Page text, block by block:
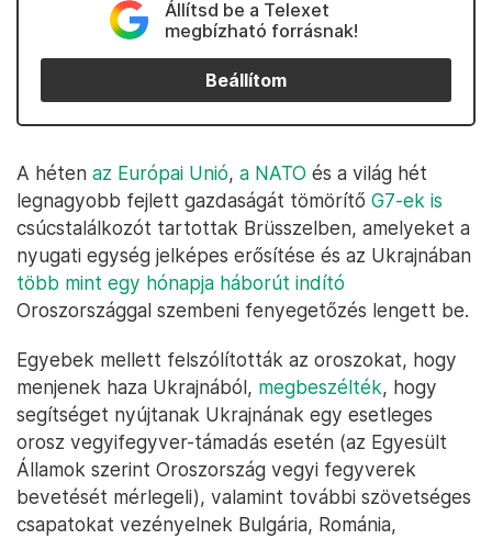
Állítsd be a Telexet
megbízható forrásnak!
Beállítom
A héten az Európai Unió, a NATO és a világ hét
legnagyobb fejlett gazdaságát tömörítő G7-ek is
csúcstalálkozót tartottak Brüsszelben, amelyeket a
nyugati egység jelképes erősítése és az Ukrajnában
több mint egy hónapja háborút indító
Oroszországgal szembeni fenyegetőzés lengett be.
Egyebek mellett felszólították az oroszokat, hogy
menjenek haza Ukrajnából, megbeszélték, hogy
segítséget nyújtanak Ukrajnának egy esetleges
orosz vegyifegyver-támadás esetén (az Egyesült
Államok szerint Oroszország vegyi fegyverek
bevetését mérlegeli), valamint további szövetséges
csapatokat vezényelnek Bulgária, Románia,